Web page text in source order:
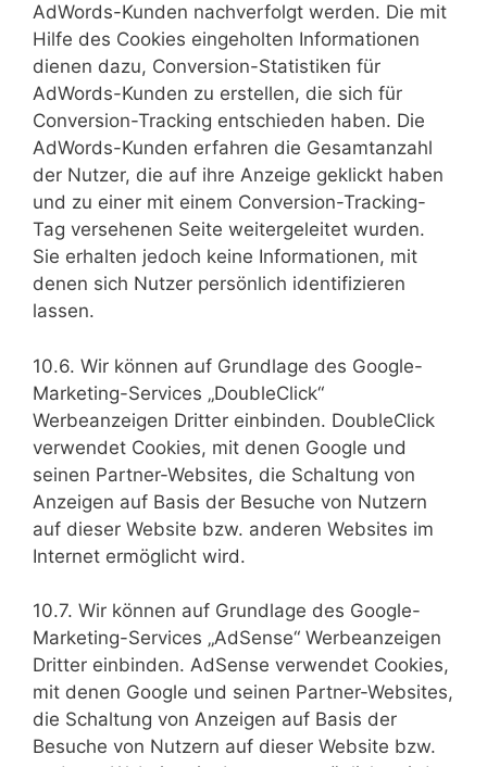
AdWords-Kunden nachverfolgt werden. Die mit
Hilfe des Cookies eingeholten Informationen
dienen dazu, Conversion-Statistiken für
AdWords-Kunden zu erstellen, die sich für
Conversion-Tracking entschieden haben. Die
AdWords-Kunden erfahren die Gesamtanzahl
der Nutzer, die auf ihre Anzeige geklickt haben
und zu einer mit einem Conversion-Tracking-
Tag versehenen Seite weitergeleitet wurden.
Sie erhalten jedoch keine Informationen, mit
denen sich Nutzer persönlich identifizieren
lassen.
10.6. Wir können auf Grundlage des Google-
Marketing-Services „DoubleClick“
Werbeanzeigen Dritter einbinden. DoubleClick
verwendet Cookies, mit denen Google und
seinen Partner-Websites, die Schaltung von
Anzeigen auf Basis der Besuche von Nutzern
auf dieser Website bzw. anderen Websites im
Internet ermöglicht wird.
10.7. Wir können auf Grundlage des Google-
Marketing-Services „AdSense“ Werbeanzeigen
Dritter einbinden. AdSense verwendet Cookies,
mit denen Google und seinen Partner-Websites,
die Schaltung von Anzeigen auf Basis der
Besuche von Nutzern auf dieser Website bzw.